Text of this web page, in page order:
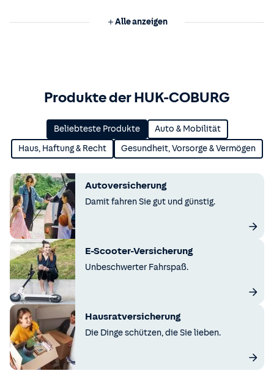
Alle anzeigen
Produkte der HUK-COBURG
Beliebteste Produkte Auto & Mobilität
Haus, Haftung & Recht Gesundheit, Vorsorge & Vermögen
Autoversicherung
Damit fahren Sie gut und günstig.
E-Scooter-Versicherung
Unbeschwerter Fahrspaß.
Hausratversicherung
Die Dinge schützen, die Sie lieben.